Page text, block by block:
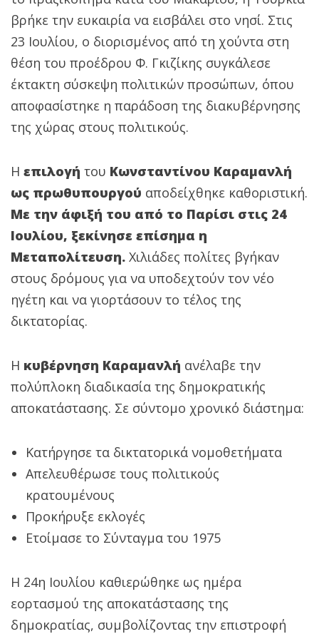
βρήκε την ευκαιρία να εισβάλει στο νησί. Στις
23 Ιουλίου, ο διορισμένος από τη χούντα στη
θέση του προέδρου Φ. Γκιζίκης συγκάλεσε
έκτακτη σύσκεψη πολιτικών προσώπων, όπου
αποφασίστηκε η παράδοση της διακυβέρνησης
της χώρας στους πολιτικούς.
Η επιλογή του Κωνσταντίνου Καραμανλή
ως πρωθυπουργού αποδείχθηκε καθοριστική.
Με την άφιξή του από το Παρίσι στις 24
Ιουλίου, ξεκίνησε επίσημα η
Μεταπολίτευση. Χιλιάδες πολίτες βγήκαν
στους δρόμους για να υποδεχτούν τον νέο
ηγέτη και να γιορτάσουν το τέλος της
δικτατορίας.
Η κυβέρνηση Καραμανλή ανέλαβε την
πολύπλοκη διαδικασία της δημοκρατικής
αποκατάστασης. Σε σύντομο χρονικό διάστημα:
Κατήργησε τα δικτατορικά νομοθετήματα
Απελευθέρωσε τους πολιτικούς
κρατουμένους
Προκήρυξε εκλογές
Ετοίμασε το Σύνταγμα του 1975
Η 24η Ιουλίου καθιερώθηκε ως ημέρα
εορτασμού της αποκατάστασης της
δημοκρατίας, συμβολίζοντας την επιστροφή